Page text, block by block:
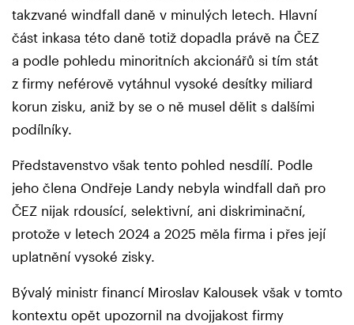
takzvané windfall daně v minulých letech. Hlavní
část inkasa této daně totiž dopadla právě na ČEZ
a podle pohledu minoritních akcionářů si tím stát
z firmy neférově vytáhnul vysoké desítky miliard
korun zisku, aniž by se o ně musel dělit s dalšími
podílníky.
Představenstvo však tento pohled nesdílí. Podle
jeho člena Ondřeje Landy nebyla windfall daň pro
ČEZ nijak rdousící, selektivní, ani diskriminační,
protože v letech 2024 a 2025 měla firma i přes její
uplatnění vysoké zisky.
Bývalý ministr financí Miroslav Kalousek však v tomto
kontextu opět upozornil na dvojjakost firmy